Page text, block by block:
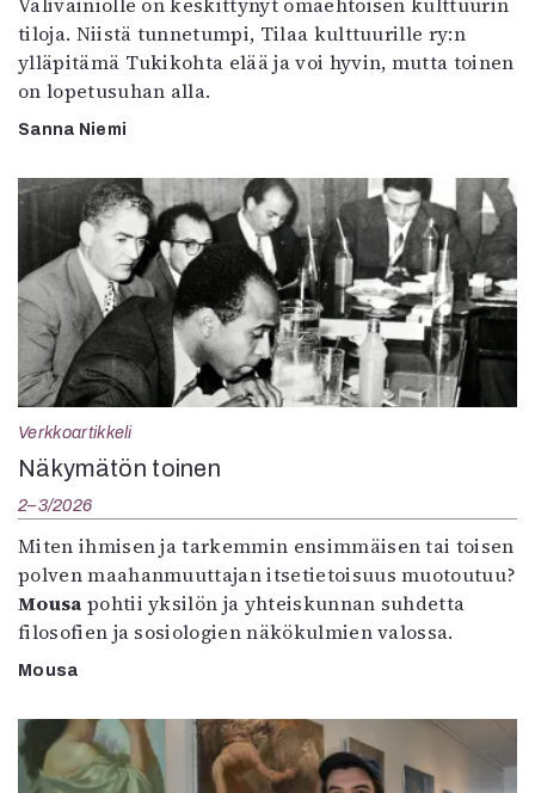
tiloja. Niistä tunnetumpi, Tilaa kulttuurille ry:n
ylläpitämä Tukikohta elää ja voi hyvin, mutta toinen
on lopetusuhan alla.
Sanna Niemi
Verkkoartikkeli
Näkymätön toinen
2–3/2026
Miten ihmisen ja tarkemmin ensimmäisen tai toisen
polven maahanmuuttajan itsetietoisuus muotoutuu?
Mousa pohtii yksilön ja yhteiskunnan suhdetta
filosofien ja sosiologien näkökulmien valossa.
Mousa